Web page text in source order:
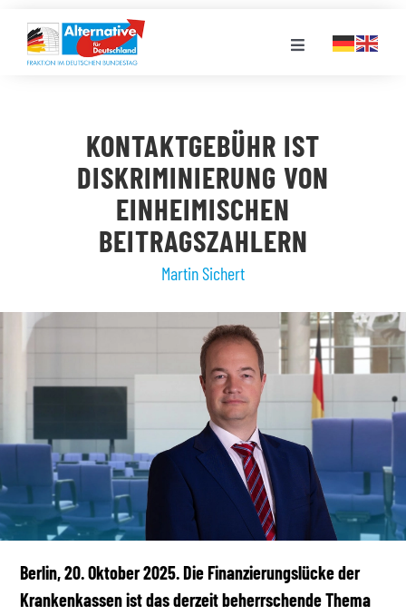
Inhalt
springen
Toggle
LANDESGRUPPEN
VERANSTALTUNGEN
STELLENPORTAL
KONTAKTGEBÜHR IST
DISKRIMINIERUNG VON
EINHEIMISCHEN
BEITRAGSZAHLERN
Martin Sichert
Berlin, 20. Oktober 2025. Die Finanzierungslücke der
Krankenkassen ist das derzeit beherrschende Thema